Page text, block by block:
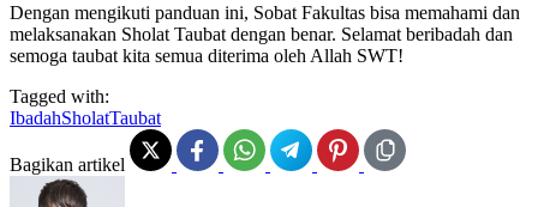
Dengan mengikuti panduan ini, Sobat Fakultas bisa memahami dan
melaksanakan Sholat Taubat dengan benar. Selamat beribadah dan
semoga taubat kita semua diterima oleh Allah SWT!
Tagged with:
IbadahSholatTaubat
Bagikan artikel